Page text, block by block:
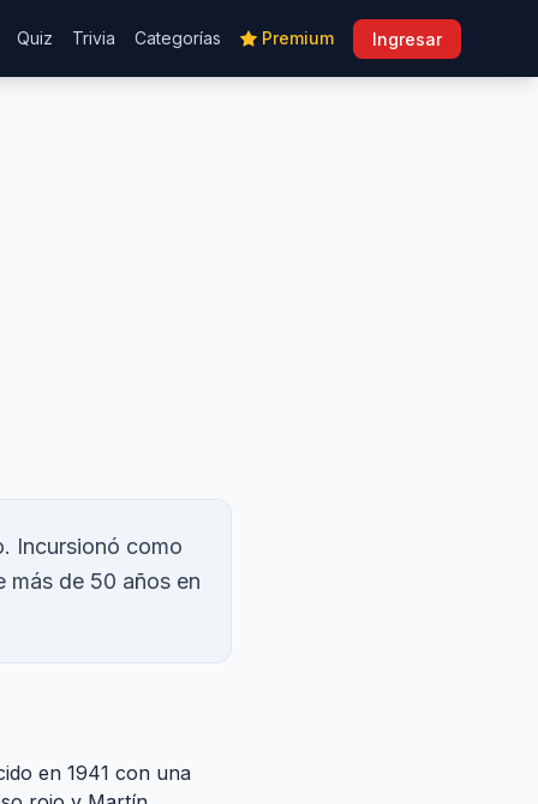
Quiz Trivia Categorías Premium Ingresar
Incursionó como
más de 50 años en
en 1941 con una